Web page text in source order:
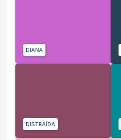
DIANA
DISTRAÍDA